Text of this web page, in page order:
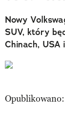
Nowy
SUV, który
Chinach, USA